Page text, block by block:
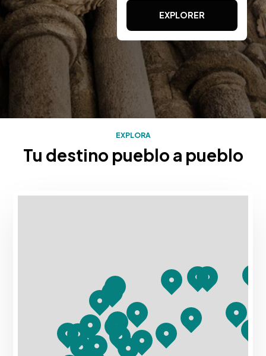
EXPLORER
EXPLORA
Tu destino pueblo a pueblo
Mapa con los destinos turísticos de Rias Baixas